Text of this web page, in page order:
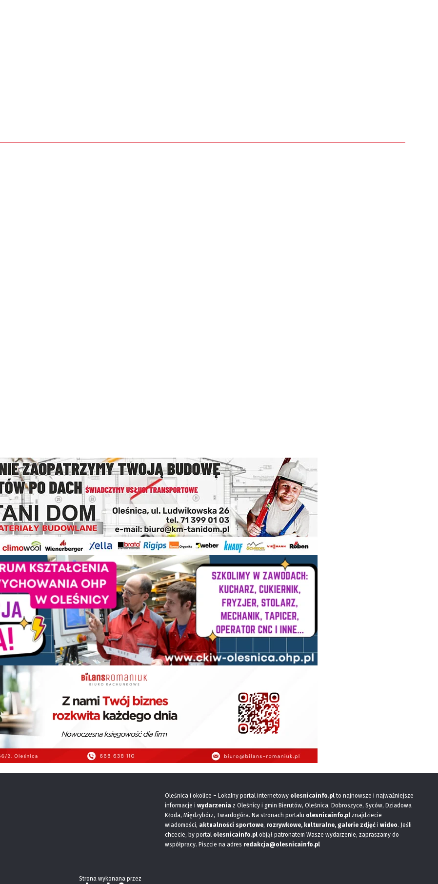
Oleśnica i okolice – Lokalny portal internetowy olesnicainfo.plto najnowsze i najważniejsze
informacje i wydarzenia z Oleśnicy i gmin Bierutów, Oleśnica, Dobroszyce, Syców, Dziadowa
Kłoda, Międzybórz, Twardogóra. Na stronach portalu olesnicainfo.pl znajdziecie
wiadomości, aktualności sportowe, rozrywkowe, kulturalne, galerie zdjęć i wideo. Jeśli
chcecie, by portal olesnicainfo.pl objął patronatem Wasze wydarzenie, zapraszamy do
współpracy. Piszcie na adres redakcja@olesnicainfo.pl
Strona wykonana przez